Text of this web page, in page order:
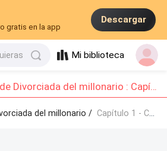
gratis en la app
Descargar
Mi biblioteca
Todos los capítulos de Divorciada del millonario : Capítulo 1 - Capítulo 10
del millonario / Capítulo 1 - Capítulo 10